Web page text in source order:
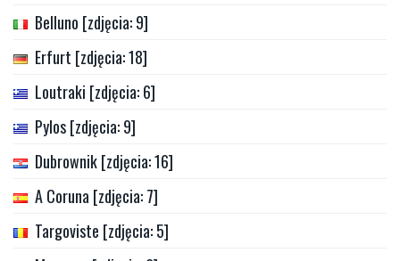
Belluno [zdjęcia: 9]
Erfurt [zdjęcia: 18]
Loutraki [zdjęcia: 6]
Pylos [zdjęcia: 9]
Dubrownik [zdjęcia: 16]
A Coruna [zdjęcia: 7]
Targoviste [zdjęcia: 5]